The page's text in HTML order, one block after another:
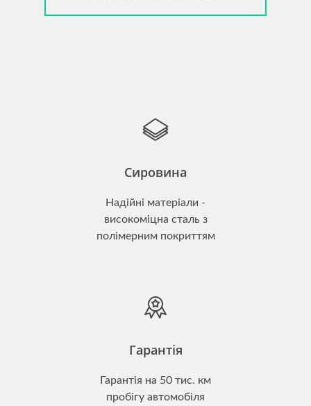
Сировина
Надійні матеріали -
високоміцна сталь з
полімерним покриттям
Гарантія
Гарантія на 50 тис. км
пробігу автомобіля